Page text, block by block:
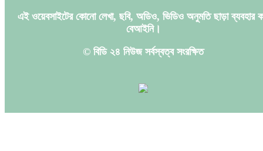
এই ওয়েবসাইটের কোনো লেখা, ছবি, অডিও, ভিডিও অনুমতি ছাড়া ব্যবহার
বেআইনি।
© বিডি ২৪ নিউজ সর্বস্বত্ব সংরক্ষিত